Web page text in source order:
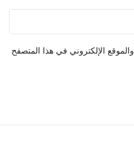
الإلكتروني في هذا المتصفح